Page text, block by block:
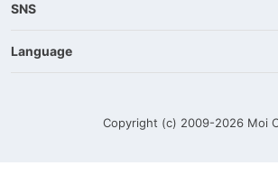
SNS
Language
Copyright (c) 2009-2026 Moi